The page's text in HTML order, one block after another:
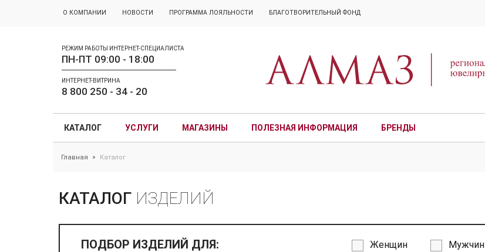
О КОМПАНИИ НОВОСТИ ПРОГРАММА ЛОЯЛЬНОСТИ БЛАГОТВОРИТЕЛЬНЫЙ ФОНД
РЕЖИМ РАБОТЫ ИНТЕРНЕТ-СПЕЦИАЛИСТА
ПН-ПТ 09:00 - 18:00
ИНТЕРНЕТ-ВИТРИНА
8 800 250 - 34 - 20
КАТАЛОГ УСЛУГИ МАГАЗИНЫ ПОЛЕЗНАЯ ИНФОРМАЦИЯ БРЕНДЫ
Главная > Каталог
КАТАЛОГ ИЗДЕЛИЙ
ПОДБОР ИЗДЕЛИЙ ДЛЯ: Женщин Мужчин